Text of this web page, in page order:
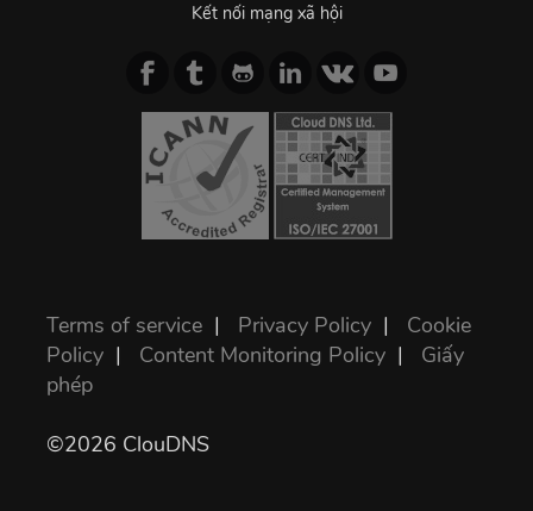
Kết nối mạng xã hội
Terms of service | Privacy Policy | Cookie
Policy | Content Monitoring Policy | Giấy
phép
©2026 ClouDNS